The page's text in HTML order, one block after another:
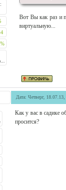
Вот Вы как раз и
виртуальную...
Дата: Четверг,
Как у вас в садике
просится?